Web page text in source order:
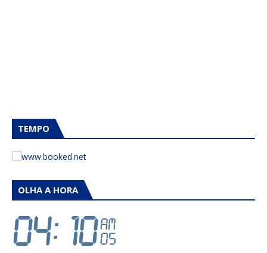
TEMPO
OLHA A HORA